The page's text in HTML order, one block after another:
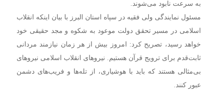
به سرعت نابود می‌شوند.
مسئول نمایندگی ولی فقیه در سپاه استان البرز با بیان اینکه انقلاب
اسلامی در مسیر تحقق دولت موعود به شکوه و مجد حقیقی خود
خواهد رسید، تصریح کرد: امروز بیش از هر زمان نیازمند مردانی
ثابت‌قدم برای ترویج قرآن هستیم. نیروهای انقلاب اسلامی نیروهای
بی‌مثالی هستند که باید با هوشیاری، از تله‌ها و فریب‌های دشمن
عبور کنند.